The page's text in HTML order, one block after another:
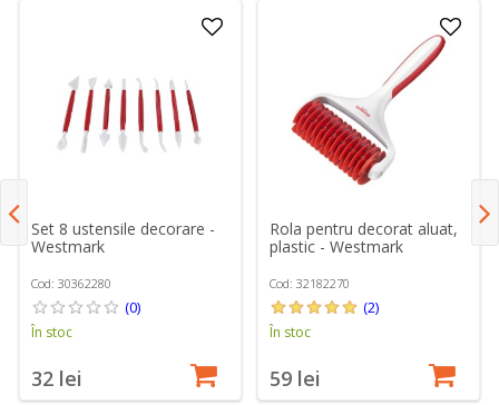
Set 8 ustensile decorare -
Westmark
Cod: 30362280
(0)
În stoc
32 lei
Rola pentru decorat aluat,
plastic - Westmark
Cod: 32182270
(2)
În stoc
59 lei